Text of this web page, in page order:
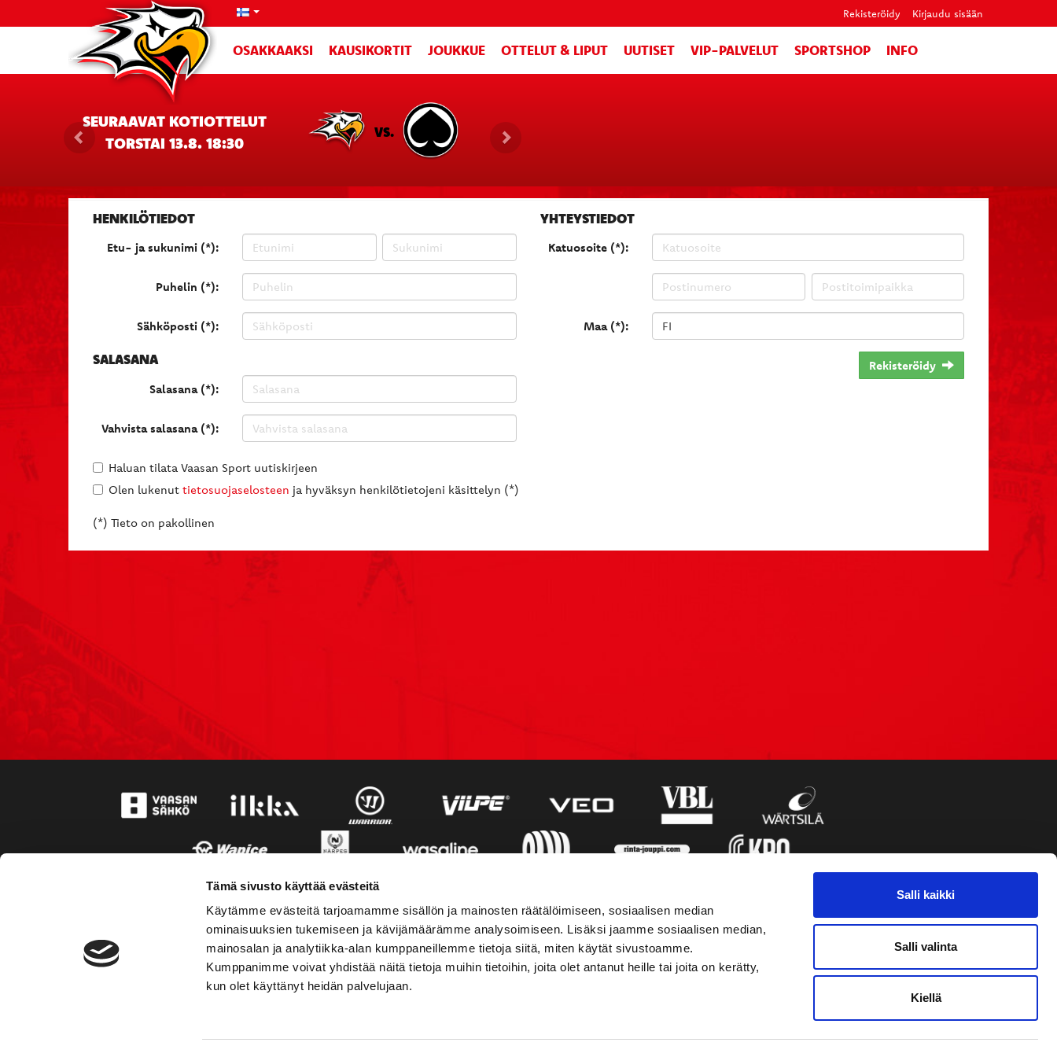
Tämä sivusto käyttää evästeitä
Käytämme evästeitä tarjoamamme sisällön ja mainosten räätälöimiseen, sosiaalisen median
ominaisuuksien tukemiseen ja kävijämäärämme analysoimiseen. Lisäksi jaamme sosiaalisen median,
mainosalan ja analytiikka-alan kumppaneillemme tietoja siitä, miten käytät sivustoamme.
Kumppanimme voivat yhdistää näitä tietoja muihin tietoihin, joita olet antanut heille tai joita on kerätty,
kun olet käyttänyt heidän palvelujaan.
Salli kaikki
Salli valinta
Kiellä
Rekisteröidy Kirjaudu sisään
OSAKKAAKSI KAUSIKORTIT JOUKKUE OTTELUT & LIPUT UUTISET VIP-PALVELUT SPORTSHOP INFO
SEURAAVAT KOTIOTTELUT
TORSTAI 13.8. 18:30
VS.
HENKILÖTIEDOT
Etu- ja sukunimi (*):
Puhelin (*):
Sähköposti (*):
SALASANA
Salasana (*):
Vahvista salasana (*):
YHTEYSTIEDOT
Katuosoite (*):
Maa (*):
Rekisteröidy
Haluan tilata Vaasan Sport uutiskirjeen
Olen lukenut tietosuojaselosteen ja hyväksyn henkilötietojeni käsittelyn (*)
(*) Tieto on pakollinen
YHTEYSTIEDOT SOSIAALINEN MEDIA VAASAN SPORT UUTISKIRJE